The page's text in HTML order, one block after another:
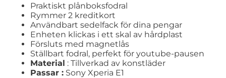
Praktiskt plånboksfodral
Rymmer 2 kreditkort
Användbart sedelfack för dina pengar
Enheten klickas i ett skal av hårdplast
Försluts med magnetlås
Ställbart fodral, perfekt för youtube-pausen
Material : Tillverkad av konstläder
Passar : Sony Xperia E1